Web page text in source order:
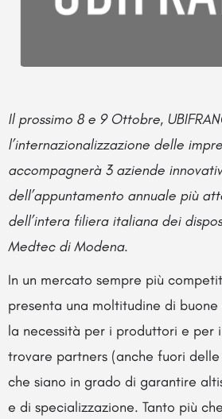
Il prossimo 8 e 9 Ottobre,
l’internazionalizzazione delle
accompagnerà 3 aziende
dell’appuntamento annuale più
dell’intera filiera italiana dei
Medtec di Modena.
In un mercato sempre più
presenta una moltitudine di
la necessità per i produttori e per
trovare partners (anche fuori
che siano in grado di garantire
e di specializzazione. Tanto più